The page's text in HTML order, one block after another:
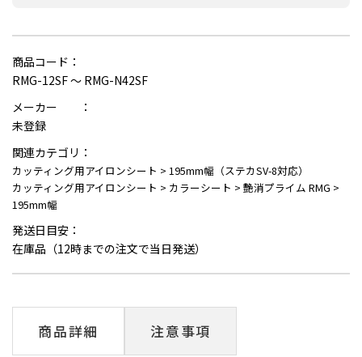
商品コード：
RMG-12SF ～ RMG-N42SF
メーカー ：
未登録
関連カテゴリ：
カッティング用アイロンシート > 195mm幅（ステカSV-8対応）
カッティング用アイロンシート > カラーシート > 艶消プライム RMG >
195mm幅
発送日目安：
在庫品（12時までの注文で当日発送）
商品詳細 注意事項